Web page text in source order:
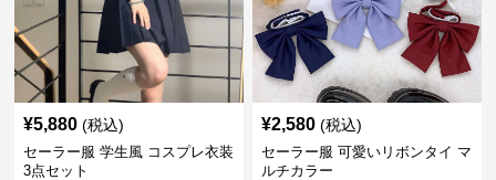
¥5,880 (税込)
セーラー服 学生風 コスプレ衣装
3点セット
¥2,580 (税込)
セーラー服 可愛いリボンタイ マ
ルチカラー